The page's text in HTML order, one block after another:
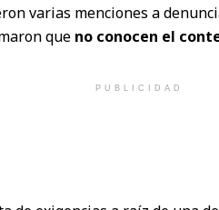
varias menciones a
que no conocen el
PUBLICIDAD